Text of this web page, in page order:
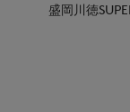
盛岡川徳